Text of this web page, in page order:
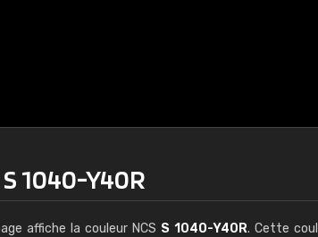
S 1040-Y40R
affiche la couleur NCS S 1040-Y40R. Cette